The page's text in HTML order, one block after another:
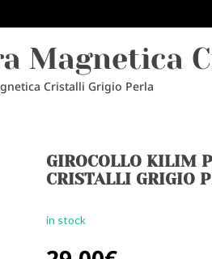
Magnetica
Cristalli Grigio Perla
GIROCOLLO KILIM
CRISTALLI GRIGIO
in stock